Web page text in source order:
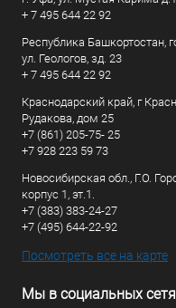
+ 7 495 644 22 92
Республика Башкортостан,
ул. Геологов, зд. 23
+ 7 495 644 22 92
Краснодарский край, г
Рудакова, дом 25
+7 (861) 205-75- 25
+7 928 223 59 73
Новосибирская обл., Г.О.
корпус 1, эт.1.
+7 (383) 383-24-27
+7 (495) 644-22-92
Посмотреть все на карте
Мы в социальных